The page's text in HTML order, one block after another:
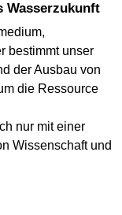
Wasserzukunft
bestimmt unser
der Ausbau von
die Ressource
nur mit einer
Wissenschaft und